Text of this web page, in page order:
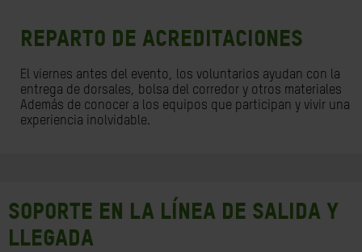
REPARTO DE ACREDITACIONES
El viernes antes del evento, los voluntarios ayudan con la
entrega de dorsales, bolsa del corredor y otros materiales
Además de conocer a los equipos que participan y vivir una
experiencia inolvidable.
SOPORTE EN LA LÍNEA DE SALIDA Y
LLEGADA